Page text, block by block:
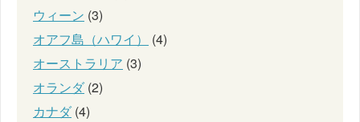
ウィーン (3)
オアフ島（ハワイ）
(4)
オーストラリア (3)
オランダ(2)
カナダ(4)